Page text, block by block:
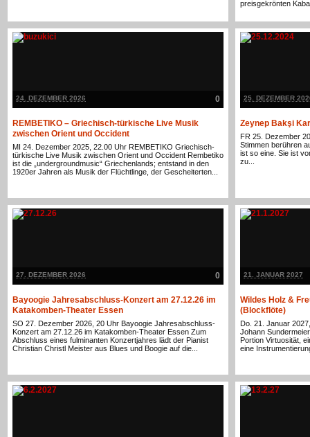
preisgekrönten
0
24. DEZEMBER 2026
REMBETIKO – Griechisch-türkische Live Musik
zwischen Orient und Occident
MI 24. Dezember 2025, 22.00 Uhr REMBETIKO Griechisch-
türkische Live Musik zwischen Orient und Occident Rembetiko
ist die „undergroundmusic“ Griechenlands; entstand in den
1920er Jahren als Musik der Flüchtlinge, der Gescheiterten...
25. DEZEMBER
Zeynep Bakşi
FR 25. Dezember
Stimmen berühren
ist so eine. Sie ist
zu...
0
27. DEZEMBER 2026
Bayoogie Jahresabschluss-Konzert am 27.12.26 im
Katakomben-Theater Essen
SO 27. Dezember 2026, 20 Uhr Bayoogie Jahresabschluss-
Konzert am 27.12.26 im Katakomben-Theater Essen Zum
Abschluss eines fulminanten Konzertjahres lädt der Pianist
Christian Christl Meister aus Blues und Boogie auf die...
21. JANUAR 2027
Wildes Holz &
(Blockflöte)
Do. 21. Januar
Johann
Portion Virtuosität,
eine